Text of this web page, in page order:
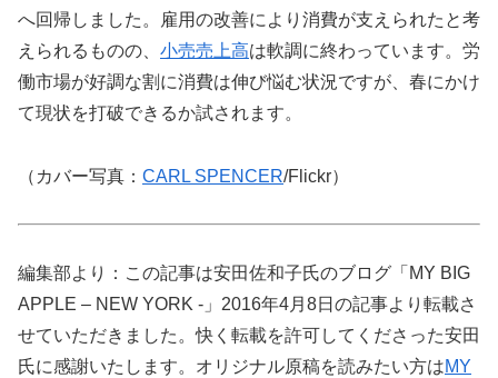
へ回帰しました。雇用の改善により消費が支えられたと考
えられるものの、 小売売上高は軟調に終わっています。労
働市場が好調な割に消費は伸び悩む状況ですが、春にかけ
て現状を打破できるか試されます。
（カバー写真： CARL SPENCER/Flickr）
編集部より：この記事は安田佐和子氏のブログ「MY BIG
APPLE – NEW YORK -」2016年4月8日の記事より転載さ
せていただきました。快く転載を許可してくださった安田
氏に感謝いたします。オリジナル原稿を読みたい方はMY